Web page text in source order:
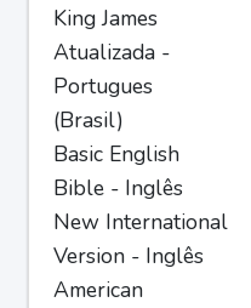
King James
Atualizada -
Portugues
(Brasil)
Basic English
Bible - Inglês
New International
Version - Inglês
American